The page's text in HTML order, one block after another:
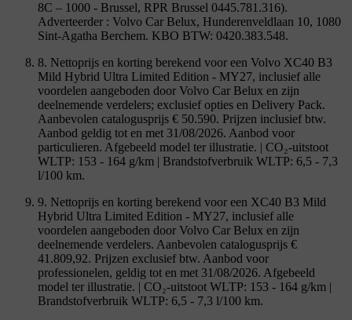
8C – 1000 - Brussel, RPR Brussel 0445.781.316).
Adverteerder : Volvo Car Belux, Hunderenveldlaan 10, 1080
Sint-Agatha Berchem. KBO BTW: 0420.383.548.
8. Nettoprijs en korting berekend voor een Volvo XC40 B3
Mild Hybrid Ultra Limited Edition - MY27, inclusief alle
voordelen aangeboden door Volvo Car Belux en zijn
deelnemende verdelers; exclusief opties en Delivery Pack.
Aanbevolen catalogusprijs € 50.590. Prijzen inclusief btw.
Aanbod geldig tot en met 31/08/2026. Aanbod voor
particulieren. Afgebeeld model ter illustratie. | CO₂-uitstoot
WLTP: 153 - 164 g/km | Brandstofverbruik WLTP: 6,5 - 7,3
l/100 km.
9. Nettoprijs en korting berekend voor een XC40 B3 Mild
Hybrid Ultra Limited Edition - MY27, inclusief alle
voordelen aangeboden door Volvo Car Belux en zijn
deelnemende verdelers. Aanbevolen catalogusprijs €
41.809,92. Prijzen exclusief btw. Aanbod voor
professionelen, geldig tot en met 31/08/2026. Afgebeeld
model ter illustratie. | CO₂-uitstoot WLTP: 153 - 164 g/km |
Brandstofverbruik WLTP: 6,5 - 7,3 l/100 km.